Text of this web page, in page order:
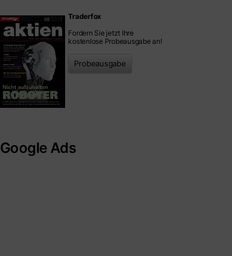
Traderfox
Fordern Sie jetzt Ihre
kostenlose Probeausgabe an!
Probeausgabe
Google Ads